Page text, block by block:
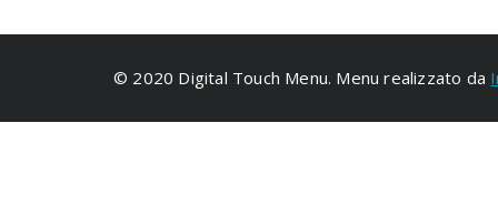
© 2020 Digital Touch Menu. Menu realizzato da